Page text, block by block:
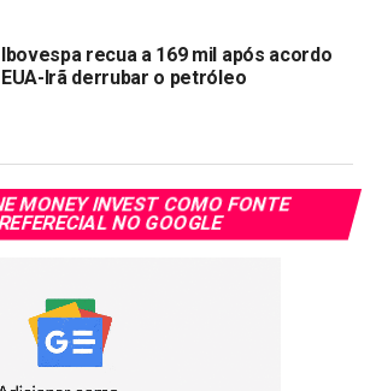
vendido a Elon Musk nesta
vazamento de dados de
Ibovespa recua a 169 mil após acordo
EUA-Irã derrubar o petróleo
MONEY INVEST COMO FONTE
NO GOOGLE